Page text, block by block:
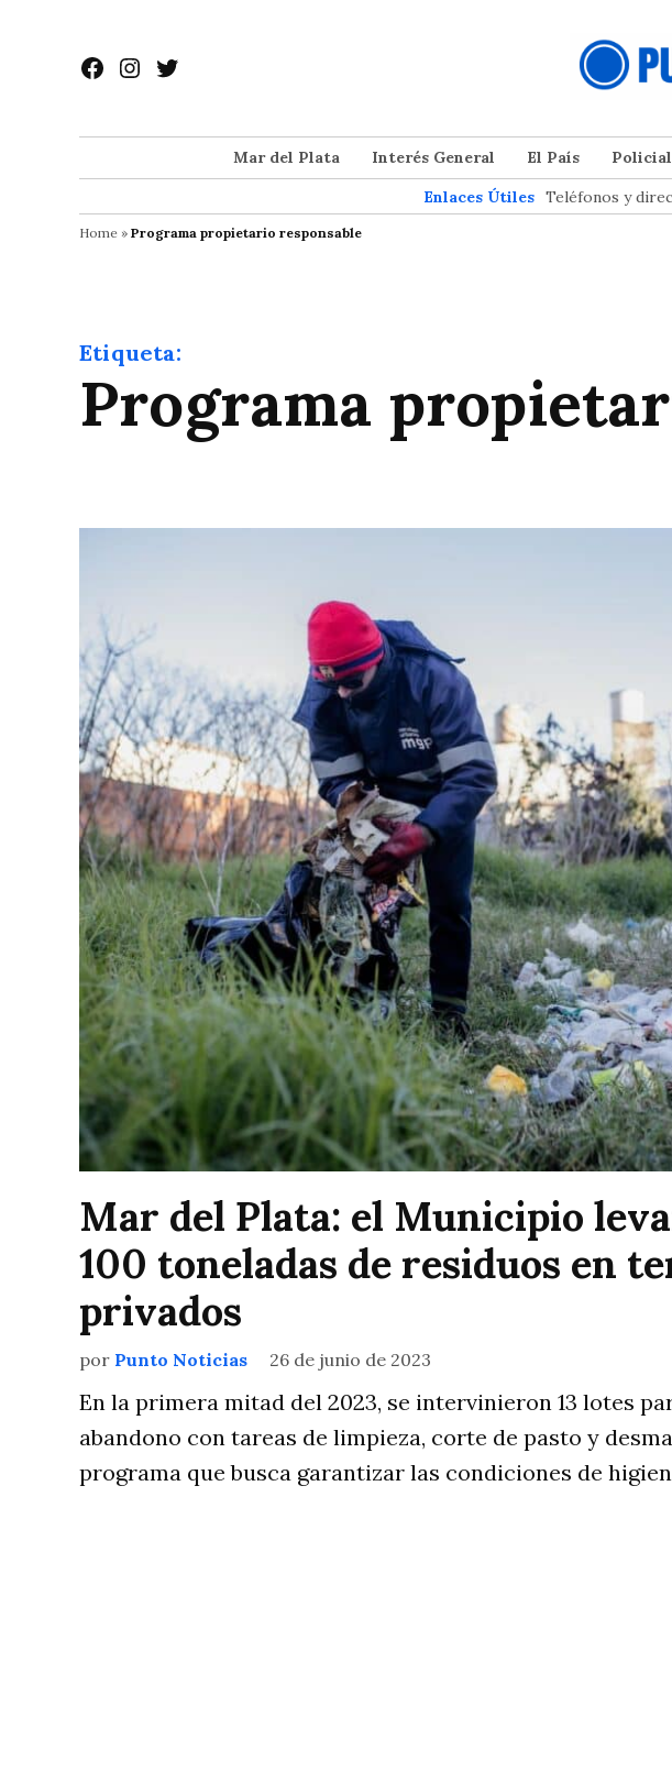
contenido
Facebook
Instagram
Twitter
Mar del Plata Interés General El País
Enlaces Útiles Teléfonos y
Home » Programa propietario responsable
Etiqueta:
Programa
Mar del Plata: el Municipio
100 toneladas de residuos en
privados
por Punto Noticias 26 de junio de 2023
En la primera mitad del 2023, se intervinieron 13 lotes
abandono con tareas de limpieza, corte de pasto y
programa que busca garantizar las condiciones de